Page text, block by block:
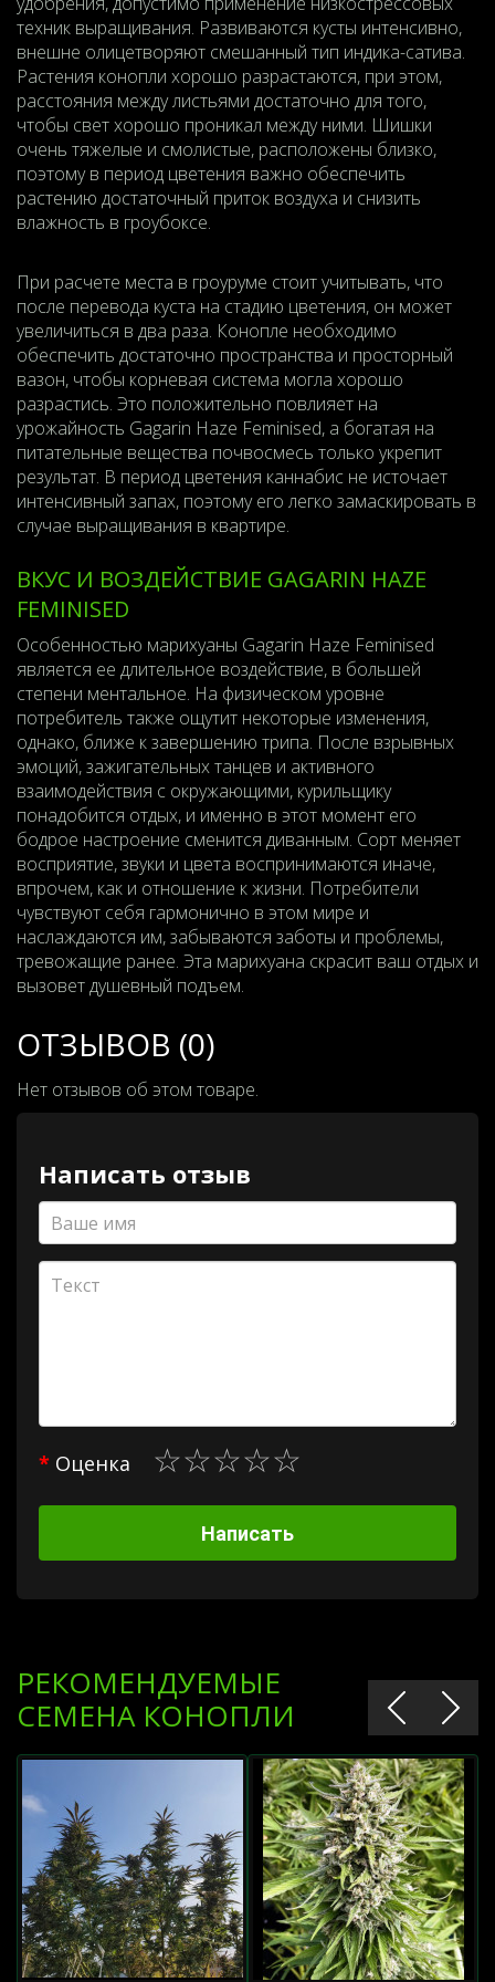
техник выращивания. Развиваются кусты интенсивно,
внешне олицетворяют смешанный тип индика-сатива.
Растения конопли хорошо разрастаются, при этом,
расстояния между листьями достаточно для того,
чтобы свет хорошо проникал между ними. Шишки
очень тяжелые и смолистые, расположены близко,
поэтому в период цветения важно обеспечить
растению достаточный приток воздуха и снизить
влажность в гроубоксе.
При расчете места в гроуруме стоит учитывать, что
после перевода куста на стадию цветения, он может
увеличиться в два раза. Конопле необходимо
обеспечить достаточно пространства и просторный
вазон, чтобы корневая система могла хорошо
разрастись. Это положительно повлияет на
урожайность Gagarin Haze Feminised, а богатая на
питательные вещества почвосмесь только укрепит
результат. В период цветения каннабис не источает
интенсивный запах, поэтому его легко замаскировать в
случае выращивания в квартире.
ВКУС И ВОЗДЕЙСТВИЕ GAGARIN HAZE
FEMINISED
Особенностью марихуаны Gagarin Haze Feminised
является ее длительное воздействие, в большей
степени ментальное. На физическом уровне
потребитель также ощутит некоторые изменения,
однако, ближе к завершению трипа. После взрывных
эмоций, зажигательных танцев и активного
взаимодействия с окружающими, курильщику
понадобится отдых, и именно в этот момент его
бодрое настроение сменится диванным. Сорт меняет
восприятие, звуки и цвета воспринимаются иначе,
впрочем, как и отношение к жизни. Потребители
чувствуют себя гармонично в этом мире и
наслаждаются им, забываются заботы и проблемы,
тревожащие ранее. Эта марихуана скрасит ваш отдых и
вызовет душевный подъем.
ОТЗЫВОВ (0)
Нет отзывов об этом товаре.
Написать отзыв
Оценка
Написать
РЕКОМЕНДУЕМЫЕ
СЕМЕНА КОНОПЛИ